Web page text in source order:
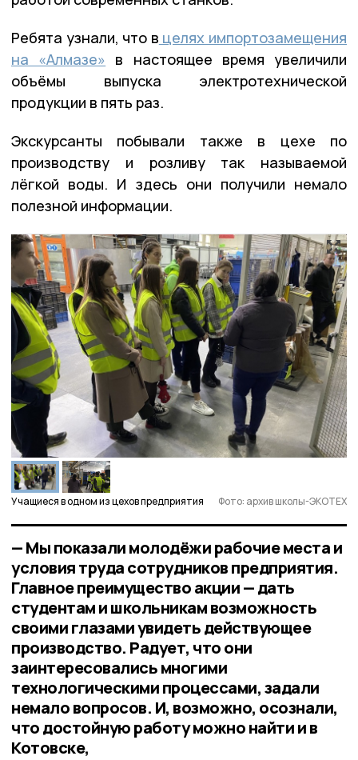
Ребята узнали, что в целях импортозамещения
на «Алмазе» в настоящее время увеличили
объёмы выпуска электротехнической
продукции в пять раз.
Экскурсанты побывали также в цехе по
производству и розливу так называемой
лёгкой воды. И здесь они получили немало
полезной информации.
Учащиеся в одном из цехов предприятия Фото: архив школы-ЭКОТЕХ
— Мы показали молодёжи рабочие места и
условия труда сотрудников предприятия.
Главное преимущество акции — дать
студентам и школьникам возможность
своими глазами увидеть действующее
производство. Радует, что они
заинтересовались многими
технологическими процессами, задали
немало вопросов. И, возможно, осознали,
что достойную работу можно найти и в
Котовске,